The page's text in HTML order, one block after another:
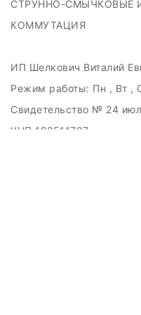
СТРУННО-СМЫЧКОВЫЕ
КОММУТАЦИЯ
ИП Шелкович Виталий
Режим работы: Пн , Вт ,
Свидетельство № 24
УНП 192511707